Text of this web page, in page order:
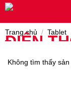
Skip
content
Trang chủ / Tablet
Không tìm thấy